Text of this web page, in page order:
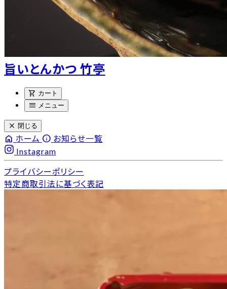
旨いとんかつ 竹亭
shopping_cart カート
menu メニュー
close 閉じる
home ホーム info お知らせ一覧
Instagram
プライバシーポリシー
特定商取引法に基づく表記